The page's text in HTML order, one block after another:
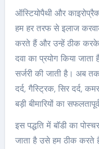
ऑस्टियोपैथी और
हम हर तरफ से इलाज
करते हैं और उन्हें ठीक
दवा का प्रयोग किया
सर्जरी की जाती है। अब
दर्द, गैस्ट्रिक, सिर दर्द,
बड़ी बीमारियों का
इस पद्धति में बॉडी का
जाता है उसे हम ठीक करते